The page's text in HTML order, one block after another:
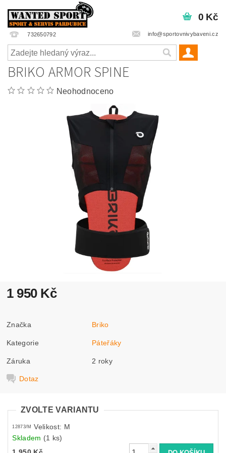
732650792 info@sportovnivybaveni.cz
0 Kč
BRIKO ARMOR SPINE
Neohodnoceno
1 950 Kč
Značka Briko
Kategorie Páteřáky
Záruka 2 roky
Dotaz
ZVOLTE VARIANTU
12873/M
Velikost: M
Skladem (1 ks)